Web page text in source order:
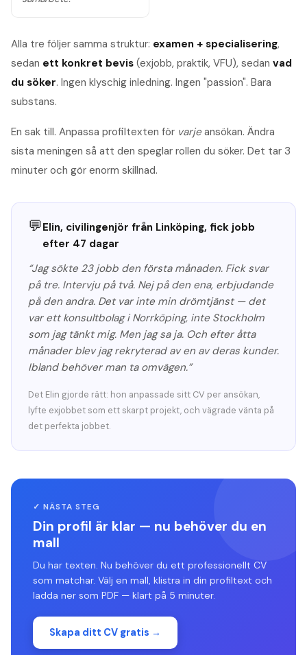
Alla tre följer samma struktur: examen + specialisering,
sedan ett konkret bevis (exjobb, praktik, VFU), sedan vad
du söker. Ingen klyschig inledning. Ingen "passion". Bara
substans.
En sak till. Anpassa profiltexten för varje ansökan. Ändra
sista meningen så att den speglar rollen du söker. Det tar 3
minuter och gör enorm skillnad.
💬Elin, civilingenjör från Linköping, fick jobb
efter 47 dagar
“Jag sökte 23 jobb den första månaden. Fick svar
på tre. Intervju på två. Nej på den ena, erbjudande
på den andra. Det var inte min drömtjänst — det
var ett konsultbolag i Norrköping, inte Stockholm
som jag tänkt mig. Men jag sa ja. Och efter åtta
månader blev jag rekryterad av en av deras kunder.
Ibland behöver man ta omvägen.”
Det Elin gjorde rätt: hon anpassade sitt CV per ansökan,
lyfte exjobbet som ett skarpt projekt, och vägrade vänta på
det perfekta jobbet.
✓ NÄSTA STEG
Din profil är klar — nu behöver du en
mall
Du har texten. Nu behöver du ett professionellt CV
som matchar. Välj en mall, klistra in din profiltext och
ladda ner som PDF — klart på 5 minuter.
Skapa ditt CV gratis →